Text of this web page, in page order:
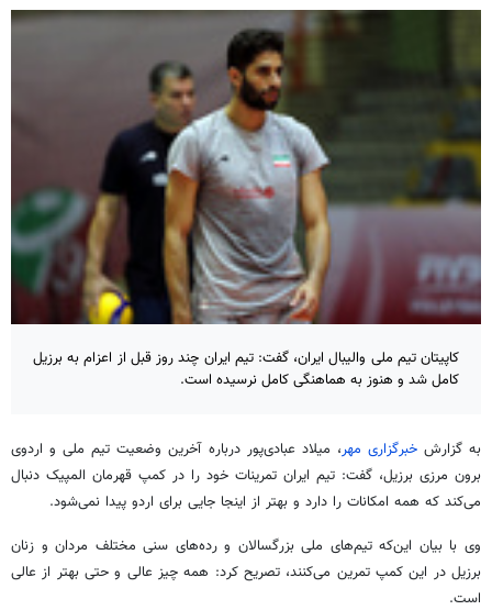
کاپیتان تیم ملی والیبال ایران، گفت: تیم ایران چند روز قبل از اعزام به برزیل
کامل شد و هنوز به هماهنگی کامل نرسیده است.
به گزارشخبرگزاری مهر، میلاد عبادی‌پور درباره آخرین وضعیت تیم ملی و اردوی
برون مرزی برزیل، گفت: تیم ایران تمرینات خود را در کمپ قهرمان المپیک دنبال
می‌کند که همه امکانات را دارد و بهتر از اینجا جایی برای اردو پیدا نمی‌شود.
وی با بیان این‌که تیم‌های ملی بزرگسالان و رده‌های سنی مختلف مردان و زنان
برزیل در این کمپ تمرین می‌کنند، تصریح کرد: همه چیز عالی و حتی بهتر از عالی
است.